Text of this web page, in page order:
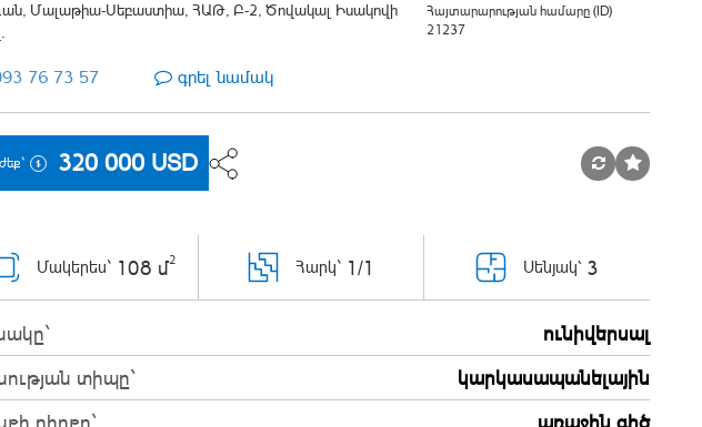
Մալաթիա-Սեբաստիա, ՀԱԹ, Բ-2, Ծովակալ Իսակովի
Հայտարարության համարը (ID)
21237
76 73 57 գրել նամակ
320 000 USD
Սենյակ՝ 3
Մակերես` 108 մ2 Հարկ` 1/1
ունիվերսալ
տիպը`
կարկասապանելային
դիրքը`
առաջին գիծ